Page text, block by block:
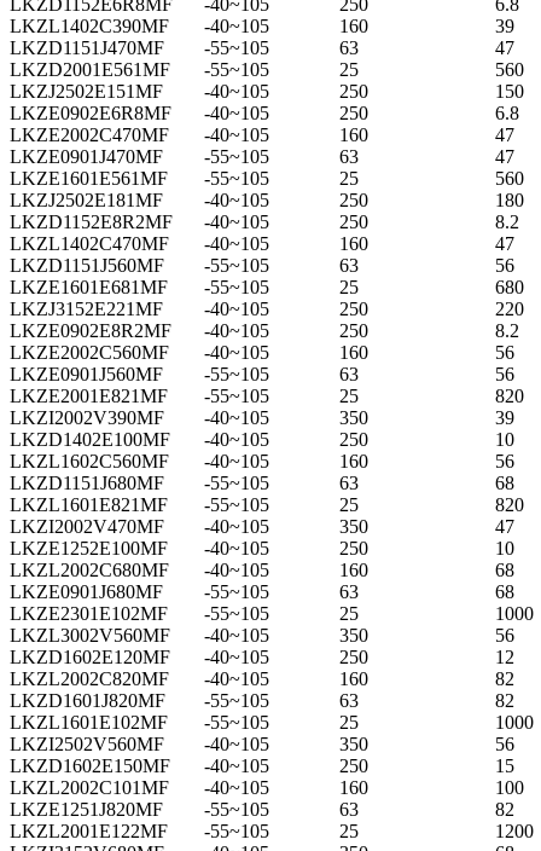
LKZD1152E6R8MF
-40~105 250
6.8
LKZL1402C390MF
-40~105 160
39
LKZD1151J470MF
-55~105 63
47
LKZD2001E561MF
-55~105 25
560
LKZJ2502E151MF
-40~105 250
150
LKZE0902E6R8MF
-40~105 250
6.8
LKZE2002C470MF
-40~105 160
47
LKZE0901J470MF
-55~105 63
47
LKZE1601E561MF
-55~105 25
560
LKZJ2502E181MF
-40~105 250
180
LKZD1152E8R2MF
-40~105 250
8.2
LKZL1402C470MF
-40~105 160
47
LKZD1151J560MF
-55~105 63
56
LKZE1601E681MF
-55~105 25
680
LKZJ3152E221MF
-40~105 250
220
LKZE0902E8R2MF
-40~105 250
8.2
LKZE2002C560MF
-40~105 160
56
LKZE0901J560MF
-55~105 63
56
LKZE2001E821MF
-55~105 25
820
LKZI2002V390MF
-40~105 350
39
LKZD1402E100MF
-40~105 250
10
LKZL1602C560MF
-40~105 160
56
LKZD1151J680MF
-55~105 63
68
LKZL1601E821MF
-55~105 25
820
LKZI2002V470MF
-40~105 350
47
LKZE1252E100MF
-40~105 250
10
LKZL2002C680MF
-40~105 160
68
LKZE0901J680MF
-55~105 63
68
LKZE2301E102MF
-55~105 25
1000
LKZL3002V560MF
-40~105 350
56
LKZD1602E120MF
-40~105 250
12
LKZL2002C820MF
-40~105 160
82
LKZD1601J820MF
-55~105 63
82
LKZL1601E102MF
-55~105 25
1000
LKZI2502V560MF
-40~105 350
56
LKZD1602E150MF
-40~105 250
15
LKZL2002C101MF
-40~105 160
100
LKZE1251J820MF
-55~105 63
82
LKZL2001E122MF
-55~105 25
1200